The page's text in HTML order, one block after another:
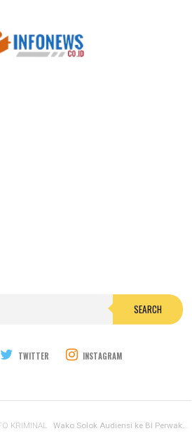
SEARCH
TWITTER INSTAGRAM
KRIMINAL Wako Solok Audiensi ke BI Perwakilan Sumbar